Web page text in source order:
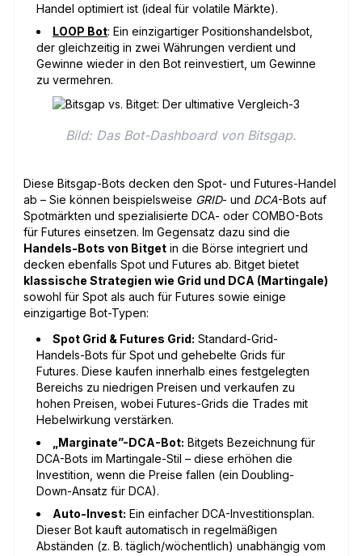
Handel optimiert ist (ideal für volatile Märkte).
LOOP Bot: Ein einzigartiger Positionshandelsbot,
der gleichzeitig in zwei Währungen verdient und
Gewinne wieder in den Bot reinvestiert, um Gewinne
zu vermehren.
Bild: Das Bot-Dashboard von Bitsgap.
Diese Bitsgap-Bots decken den Spot- und Futures-Handel
ab – Sie können beispielsweise GRID- und DCA-Bots auf
Spotmärkten und spezialisierte DCA- oder COMBO-Bots
für Futures einsetzen. Im Gegensatz dazu sind die
Handels-Bots von Bitget in die Börse integriert und
decken ebenfalls Spot und Futures ab. Bitget bietet
klassische Strategien wie Grid und DCA (Martingale)
sowohl für Spot als auch für Futures sowie einige
einzigartige Bot-Typen:
Spot Grid & Futures Grid: Standard-Grid-
Handels-Bots für Spot und gehebelte Grids für
Futures. Diese kaufen innerhalb eines festgelegten
Bereichs zu niedrigen Preisen und verkaufen zu
hohen Preisen, wobei Futures-Grids die Trades mit
Hebelwirkung verstärken.
„Marginate”-DCA-Bot: Bitgets Bezeichnung für
DCA-Bots im Martingale-Stil – diese erhöhen die
Investition, wenn die Preise fallen (ein Doubling-
Down-Ansatz für DCA).
Auto-Invest: Ein einfacher DCA-Investitionsplan.
Dieser Bot kauft automatisch in regelmäßigen
Abständen (z. B. täglich/wöchentlich) unabhängig vom